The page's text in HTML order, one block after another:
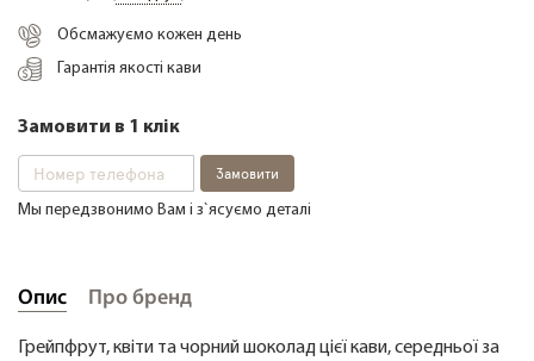
Обсмажуємо кожен день
Гарантія якості кави
Замовити в 1 клік
Замовити
Мы передзвонимо Вам і з`ясуємо деталі
Опис Про бренд
Грейпфрут, квіти та чорний шоколад цієї кави, середньої за